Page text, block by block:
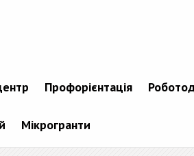
Профорієнтація
Мікрогранти